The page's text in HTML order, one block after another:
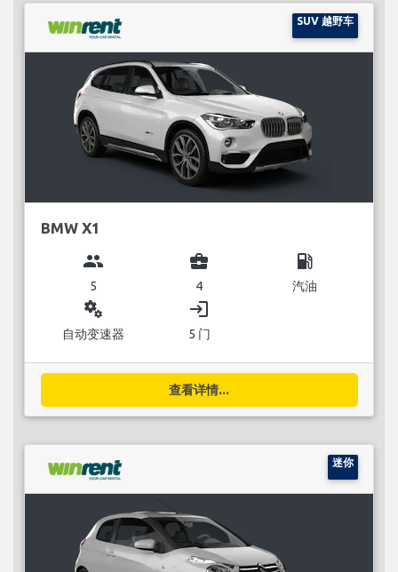
SUV 越野车
BMW X1
group
5
business_center
4
local_gas_station
汽油
miscellaneous_services
自动变速器
login
5 门
查看详情...
迷你